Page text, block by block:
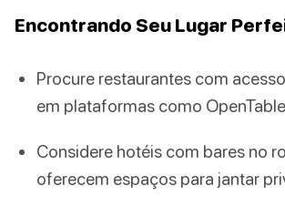
Encontrando Seu Lugar
Procure restaurantes com
em plataformas como
Considere hotéis com bares no
oferecem espaços para jantar